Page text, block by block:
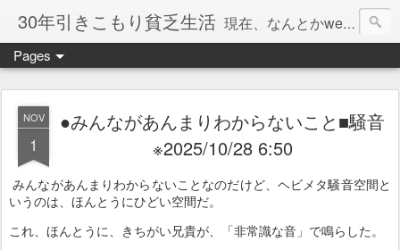
30年引きこもり貧乏生活 現在、なんとかweb系の仕事で食べています。このブログで扱う問題は「この世とはなにか」「人生とはなにか」「人間とはなにか」「強迫神経症の原因と解決法」「うつ病の原因と寄り添う方法」「家族の問題」などについてです。
Pages
NOV
1
●みんながあんまりわからないこと■騒音
※2025/10/28 6:50
みんながあんまりわからないことなのだけど、ヘビメタ騒音空間と
いうのは、ほんとうにひどい空間だ。
これ、ほんとうに、きちがい兄貴が、「非常識な音」で鳴らした。